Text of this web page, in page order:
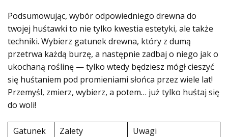
Podsumowując, wybór odpowiedniego drewna do
twojej huśtawki to nie tylko kwestia estetyki, ale także
techniki. Wybierz gatunek drewna, który z dumą
przetrwa każdą burzę, a następnie zadbaj o niego jak o
ukochaną roślinę — tylko wtedy będziesz mógł cieszyć
się huśtaniem pod promieniami słońca przez wiele lat!
Przemyśl, zmierz, wybierz, a potem… już tylko huśtaj się
do woli!
Gatunek
Zalety Uwagi